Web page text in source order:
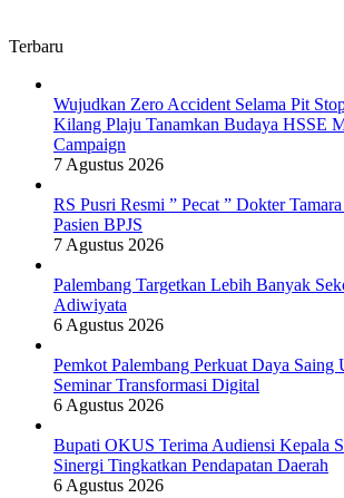
Terbaru
Wujudkan Zero Accident Selama Pit
Kilang Plaju Tanamkan Budaya HSSE
Campaign
7 Agustus 2026
RS Pusri Resmi ” Pecat ” Dokter
Pasien BPJS
7 Agustus 2026
Palembang Targetkan Lebih Banyak
Adiwiyata
6 Agustus 2026
Pemkot Palembang Perkuat Daya
Seminar Transformasi Digital
6 Agustus 2026
Bupati OKUS Terima Audiensi Kepala
Sinergi Tingkatkan Pendapatan Daerah
6 Agustus 2026